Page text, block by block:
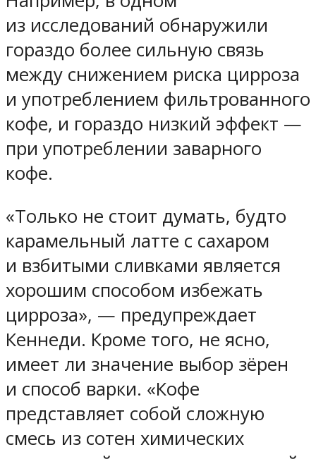
из исследований обнаружили
гораздо более сильную связь
между снижением риска цирроза
и употреблением фильтрованного
кофе, и гораздо низкий эффект —
при употреблении заварного
кофе.
«Только не стоит думать, будто
карамельный латте с сахаром
и взбитыми сливками является
хорошим способом избежать
цирроза», — предупреждает
Кеннеди. Кроме того, не ясно,
имеет ли значение выбор зёрен
и способ варки. «Кофе
представляет собой сложную
смесь из сотен химических